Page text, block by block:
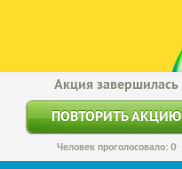
Акция завершилась
ПОВТОРИТЬ АКЦИЮ
Человек проголосовало: 0